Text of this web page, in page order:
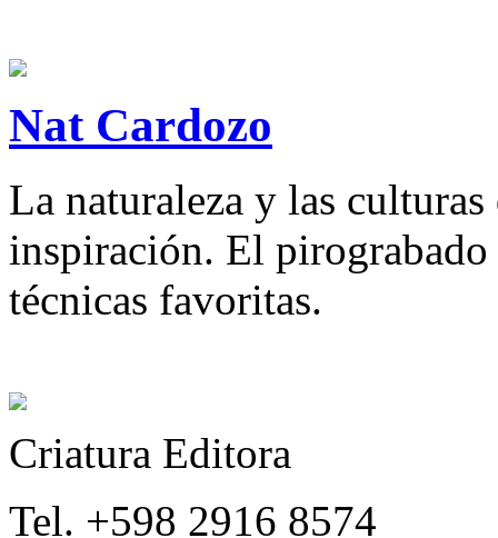
Nat Cardozo
La naturaleza y las
inspiración. El pirograbado
técnicas favoritas.
Criatura Editora
Tel. +598 2916 8574